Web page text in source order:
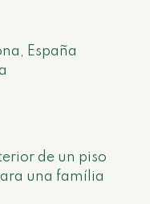
España
de un piso
una família